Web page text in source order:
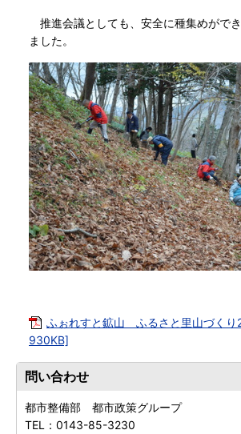
推進会議としても、安全に種集めがで
ました。
ふぉれすと鉱山 ふるさと里山づくり
930KB]
問い合わせ
都市整備部 都市政策グループ
TEL： 0143-85-3230